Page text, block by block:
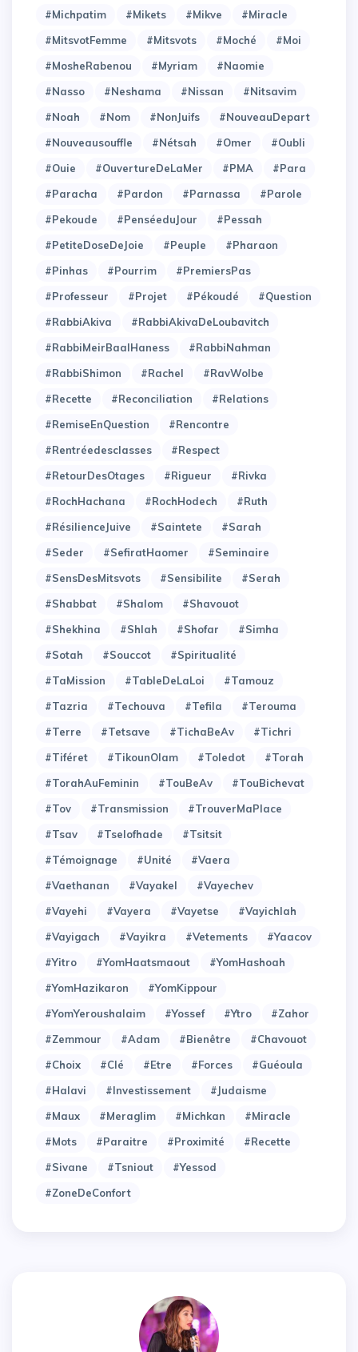
#Michpatim #Mikets #Mikve
#Miracle
#MitsvotFemme
#Mitsvots #Moché
#Moi
#MosheRabenou
#Myriam
#Naomie
#Nasso
#Neshama #Nissan
#Nitsavim
#Noah
#Nom #NonJuifs
#NouveauDepart
#Nouveausouffle
#Nétsah #Omer
#Oubli
#Ouie
#OuvertureDeLaMer #PMA
#Para
#Paracha
#Pardon #Parnassa
#Parole
#Pekoude
#PenséeduJour
#Pessah
#PetiteDoseDeJoie
#Peuple
#Pharaon
#Pinhas
#Pourrim
#PremiersPas
#Professeur
#Projet #Pékoudé
#Question
#RabbiAkiva
#RabbiAkivaDeLoubavitch
#RabbiMeirBaalHaness
#RabbiNahman
#RabbiShimon
#Rachel
#RavWolbe
#Recette
#Reconciliation
#Relations
#RemiseEnQuestion
#Rencontre
#Rentréedesclasses
#Respect
#RetourDesOtages
#Rigueur
#Rivka
#RochHachana
#RochHodech
#Ruth
#RésilienceJuive
#Saintete
#Sarah
#Seder
#SefiratHaomer
#Seminaire
#SensDesMitsvots
#Sensibilite
#Serah
#Shabbat
#Shalom
#Shavouot
#Shekhina
#Shlah #Shofar
#Simha
#Sotah
#Souccot
#Spiritualité
#TaMission
#TableDeLaLoi
#Tamouz
#Tazria
#Techouva #Tefila
#Terouma
#Terre
#Tetsave #TichaBeAv
#Tichri
#Tiféret
#TikounOlam #Toledot
#Torah
#TorahAuFeminin
#TouBeAv
#TouBichevat
#Tov
#Transmission
#TrouverMaPlace
#Tsav
#Tselofhade
#Tsitsit
#Témoignage
#Unité
#Vaera
#Vaethanan
#Vayakel
#Vayechev
#Vayehi
#Vayera #Vayetse
#Vayichlah
#Vayigach
#Vayikra #Vetements
#Yaacov
#Yitro
#YomHaatsmaout
#YomHashoah
#YomHazikaron
#YomKippour
#YomYeroushalaim
#Yossef #Ytro
#Zahor
#Zemmour
#adam #bienêtre
#chavouot
#choix
#clé #etre #forces
#guéoula
#halavi
#investissement
#judaisme
#maux
#meraglim #michkan
#miracle
#mots
#paraitre #proximité
#recette
#sivane
#tsniout
#yessod
#zoneDeConfort